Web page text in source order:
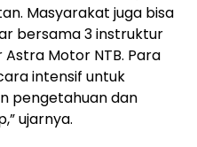
Masyarakat juga bisa
bersama 3 instruktur
Motor NTB. Para
intensif untuk
pengetahuan dan
ujarnya.